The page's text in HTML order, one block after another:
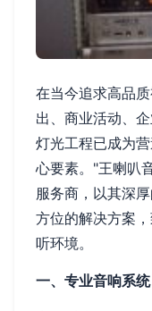
在当今追求高品
出、商业活动、
灯光工程已成为
心要素。"王喇叭
服务商，以其深
方位的解决方案
听环境。
一、专业音响系